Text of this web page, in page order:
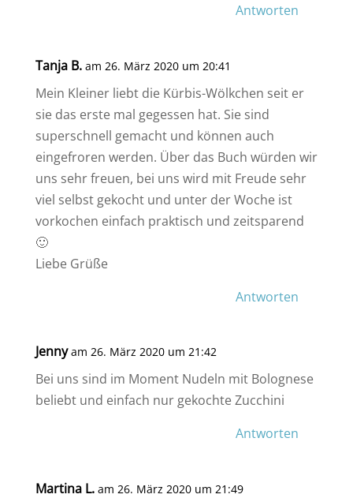
Antworten
Tanja B. am 26. März 2020 um 20:41
Mein Kleiner liebt die Kürbis-Wölkchen seit er
sie das erste mal gegessen hat. Sie sind
superschnell gemacht und können auch
eingefroren werden. Über das Buch würden wir
uns sehr freuen, bei uns wird mit Freude sehr
viel selbst gekocht und unter der Woche ist
vorkochen einfach praktisch und zeitsparend
🙂
Liebe Grüße
Antworten
Jenny am 26. März 2020 um 21:42
Bei uns sind im Moment Nudeln mit Bolognese
beliebt und einfach nur gekochte Zucchini
Antworten
Martina L. am 26. März 2020 um 21:49